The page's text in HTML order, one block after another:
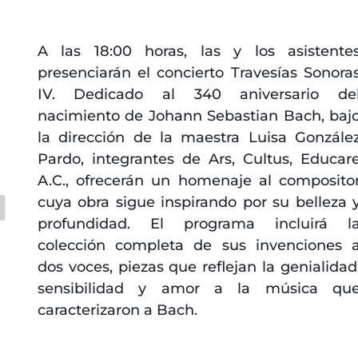
A las 18:00 horas, las y los
presenciarán el concierto Travesías
IV. Dedicado al 340 aniversario
nacimiento de Johann Sebastian Bach,
la dirección de la maestra Luisa
Pardo, integrantes de Ars, Cultus,
A.C., ofrecerán un homenaje al
cuya obra sigue inspirando por su belleza
profundidad. El programa incluirá
colección completa de sus invenciones
dos voces, piezas que reflejan la
sensibilidad y amor a la música
caracterizaron a Bach.